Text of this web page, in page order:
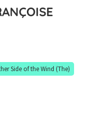
Side of the Wind (The)